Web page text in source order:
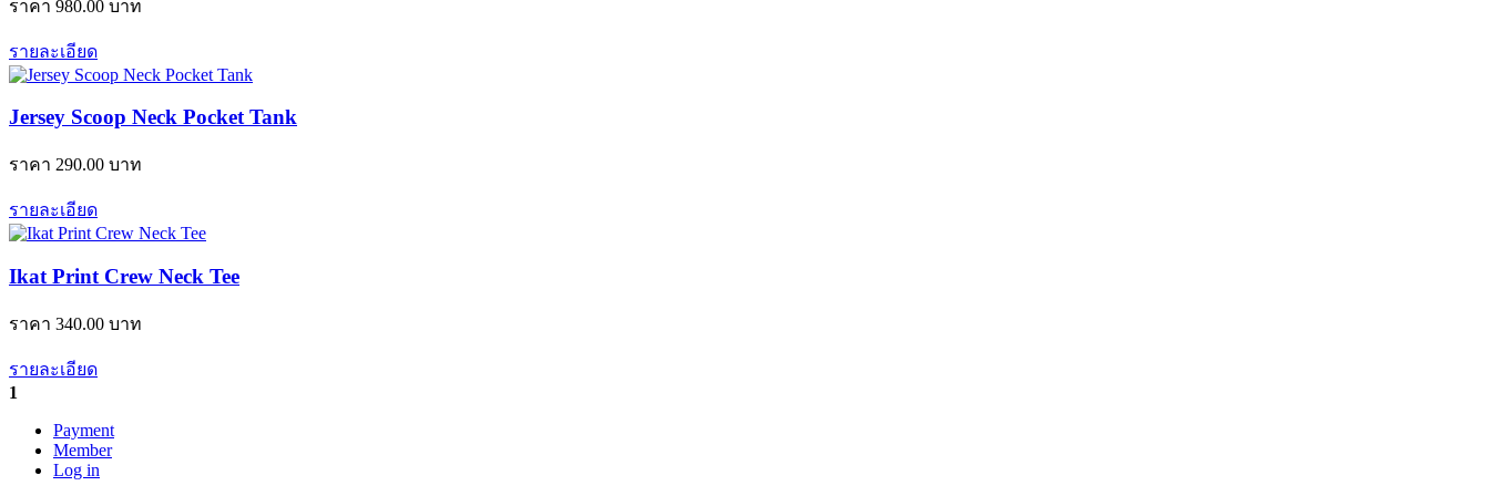
ราคา 980.00 บาท
รายละเอียด
Jersey Scoop Neck Pocket Tank
ราคา 290.00 บาท
รายละเอียด
Ikat Print Crew Neck Tee
ราคา 340.00 บาท
รายละเอียด
1
Payment
Member
Log in